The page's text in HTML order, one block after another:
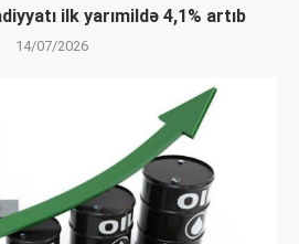
ilk yarımildə 4,1% artıb
14/07/2026